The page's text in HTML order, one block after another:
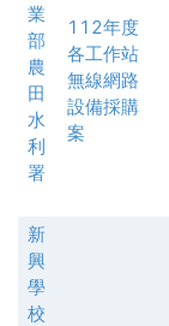
業
部
農
田
水
利
署
112年度
各工作站
無線網路
設備採購
案
新
興
學
校